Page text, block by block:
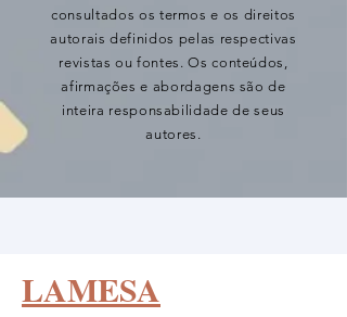
consultados os termos e os direitos
autorais definidos pelas respectivas
revistas ou fontes. Os conteúdos,
afirmações e abordagens são de
inteira responsabilidade de seus
autores.
LAMESA